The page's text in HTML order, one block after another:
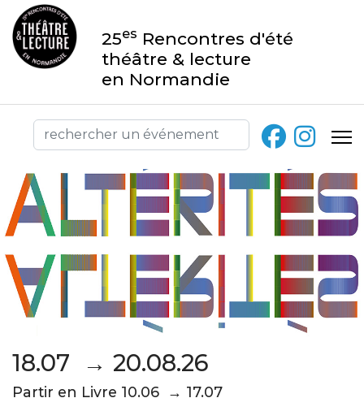
25es Rencontres d'été
théâtre & lecture
en Normandie
18.07 → 20.08.26
Partir en Livre 10.06 → 17.07